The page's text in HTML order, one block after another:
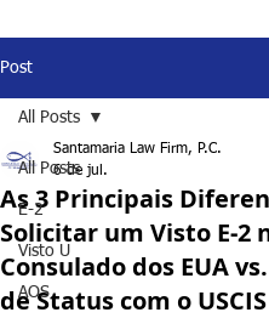
Post
All Posts
E-2
Visto U
AOS
All Posts
As 3 Principais
Solicitar um Visto E‑2
Consulado dos EUA
de Status com o
Santamaria Law Firm, P.C.
6 de jul.